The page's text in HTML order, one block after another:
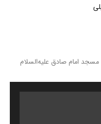
امام صادق علیه‌السلام